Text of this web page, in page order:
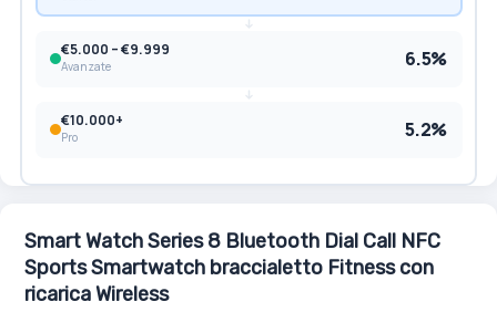
€5.000 – €9.999
Avanzate 6.5%
€10.000+
Pro 5.2%
Smart Watch Series 8 Bluetooth Dial Call NFC
Sports Smartwatch braccialetto Fitness con
ricarica Wireless